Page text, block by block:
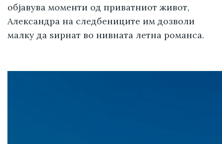
објавува моменти од приватниот живот,
Александра на следбениците им дозволи
малку да ѕирнат во нивната летна романса.